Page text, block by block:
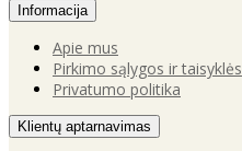
Informacija
Apie mus
Pirkimo sąlygos ir taisyklės
Privatumo politika
Klientų aptarnavimas